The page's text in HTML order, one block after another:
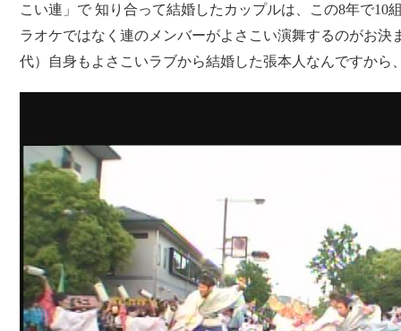
こい連」で 知り合って結婚したカップルは、この8年で10
ラオケではなく連のメンバーがよさこい演舞するのがお決
代）自身もよさこいラブから結婚した張本人なんですから